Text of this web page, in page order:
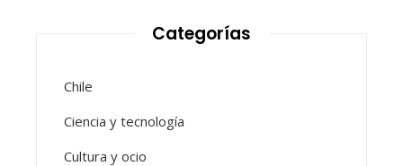
Categorías
Chile
Ciencia y tecnología
Cultura y ocio